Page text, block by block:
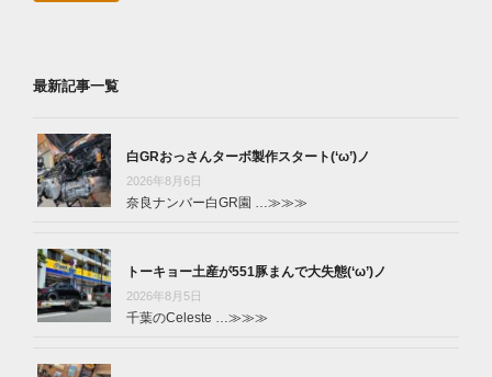
最新記事一覧
白GRおっさんターボ製作スタート(‘ω’)ノ
2026年8月6日
奈良ナンバー白GR園 … ≫≫≫
トーキョー土産が551豚まんで大失態(‘ω’)ノ
2026年8月5日
千葉のCeleste … ≫≫≫